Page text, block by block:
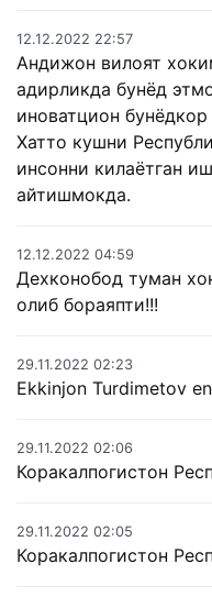
12.12.2022 22:57
Андижон вилоят
адирликда бунёд
иноватцион бунёдкор
Хатто кушни
инсонни килаётган
айтишмокда.
12.12.2022 04:59
Дехконобод туман
олиб бораяпти!!!
29.11.2022 02:23
Ekkinjon Turdimetov
29.11.2022 02:06
Коракалпогистон
29.11.2022 02:05
Коракалпогистон